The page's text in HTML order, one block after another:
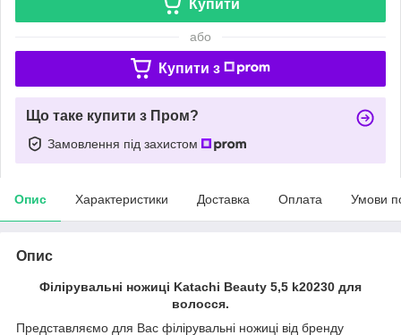
Купити
або
Купити з
Що таке купити з Пром?
Замовлення під захистом
Опис Характеристики Доставка Оплата Умови
Опис
Філірувальні ножиці Katachi Beauty 5,5 k20230 для
волосся.
Представляємо для Вас філірувальні ножиці від бренду